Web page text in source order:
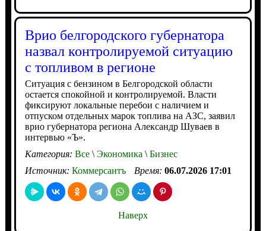
Врио белгородского губернатора
назвал контролируемой ситуацию
с топливом в регионе
Ситуация с бензином в Белгородской области
остается спокойной и контролируемой. Власти
фиксируют локальные перебои с наличием и
отпуском отдельных марок топлива на АЗС, заявил
врио губернатора региона Александр Шуваев в
интервью «Ъ».
Категория: Все\Экономика \Бизнес
Источник: Коммерсантъ Время: 06.07.2026 17:01
Наверх